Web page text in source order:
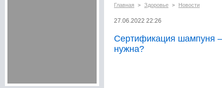
Главная > Здоровье > Новости
27.06.2022 22:26
Сертификация шампуня
нужна?